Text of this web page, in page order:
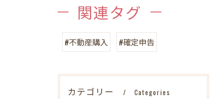
関連タグ
#不動産購入 #確定申告
カテゴリー Categories